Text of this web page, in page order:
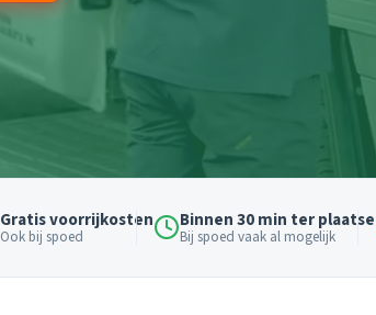
Gratis voorrijkosten
Ook bij spoed
Binnen 30 min ter plaatse
Bij spoed vaak al mogelijk